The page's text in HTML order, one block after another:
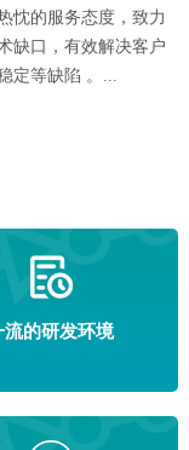
忱的服务态度，致力
缺口，有效解决客户
定等缺陷 。...
流的研发环境